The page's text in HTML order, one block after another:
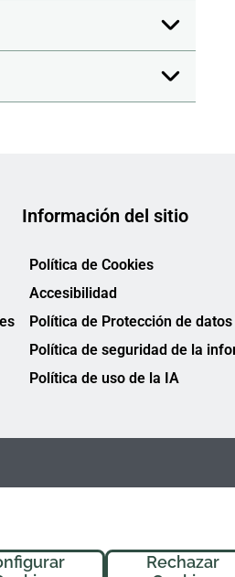
Rechazar
Información del sitio
Política de Cookies
Accesibilidad
Política de Protección de
Política de seguridad de la
Política de uso de la IA